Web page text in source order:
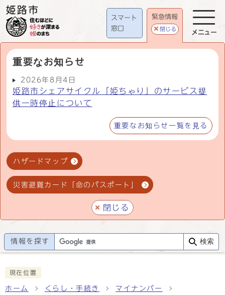
スマート
窓口
緊急情報
閉じる
重要なお知らせ
2026年8月4日
姫路市シェアサイクル「姫ちゃり」のサービス提
供一時停止について
重要なお知らせ一覧を見る
ハザードマップ
災害避難カード「命のパスポート」
閉じる
メニュー
情報を探す 検索
現在位置
ホーム くらし・手続き マイナンバー